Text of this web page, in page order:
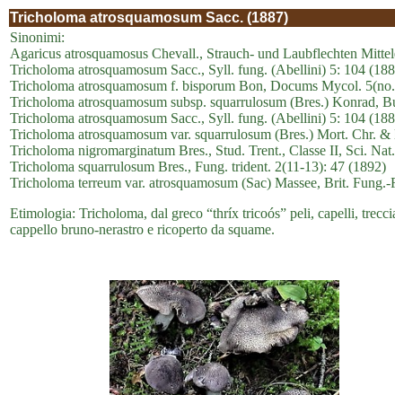
Tricholoma atrosquamosum Sacc. (1887)
Sinonimi:
Agaricus atrosquamosus Chevall., Strauch- und Laubflechten
Tricholoma atrosquamosum Sacc., Syll. fung. (Abellini) 5: 104
Tricholoma atrosquamosum f. bisporum Bon, Docums Mycol.
Tricholoma atrosquamosum subsp. squarrulosum (Bres.) Konrad,
Tricholoma atrosquamosum Sacc., Syll. fung. (Abellini) 5: 104
Tricholoma atrosquamosum var. squarrulosum (Bres.) Mort. Chr.
Tricholoma nigromarginatum Bres., Stud. Trent., Classe II, Sci.
Tricholoma squarrulosum Bres., Fung. trident. 2(11-13): 47 (1892)
Tricholoma terreum var. atrosquamosum (Sac) Massee, Brit.
Etimologia: Tricholoma, dal greco “thríx tricoós” peli, capelli,
cappello bruno-nerastro e ricoperto da squame.